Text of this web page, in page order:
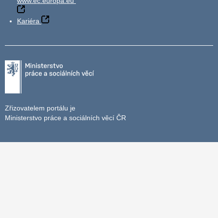
Kariéra
Zřizovatelem portálu je
Ministerstvo práce a sociálních věcí ČR